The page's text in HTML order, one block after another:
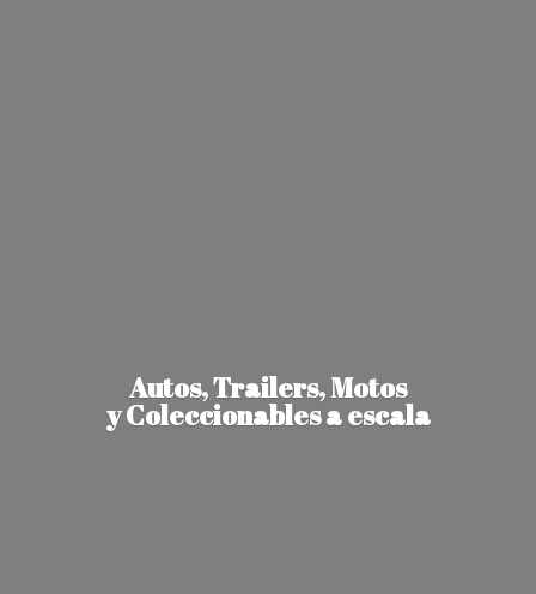
Autos, Trailers, Motos
y Coleccionablesa escala